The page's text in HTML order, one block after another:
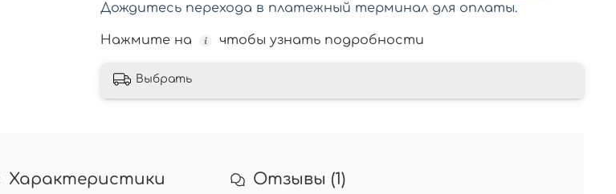
Дождитесь перехода в платежный терминал для оплаты.
Нажмите на чтобы узнать подробности
Выбрать
Характеристики Отзывы (1)